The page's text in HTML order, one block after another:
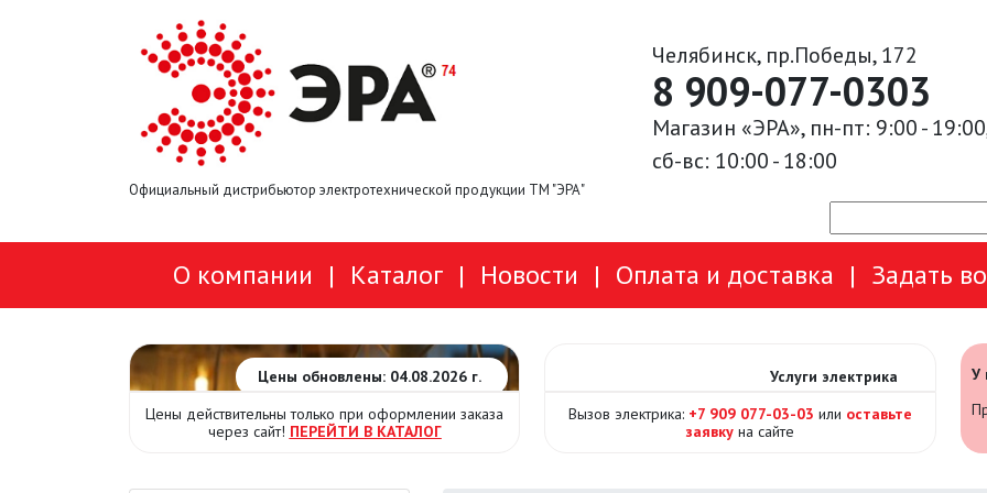
Официальный дистрибьютор электротехнической продукции ТМ "ЭРА"
Челябинск, пр.Победы, 172
8 909-077-0303
Магазин «ЭРА», пн-пт: 9:00 -
сб-вс: 10:00 - 18:00
О компании | Каталог | Новости | Оплата и доставка | Задать
Цены обновлены: 04.08.2026 г.
Цены действительны только при оформлении заказа
через сайт! ПЕРЕЙТИ В КАТАЛОГ
Услуги электрика
Вызов электрика: +7 909 077-03-03 или оставьте
заявку на сайте
У